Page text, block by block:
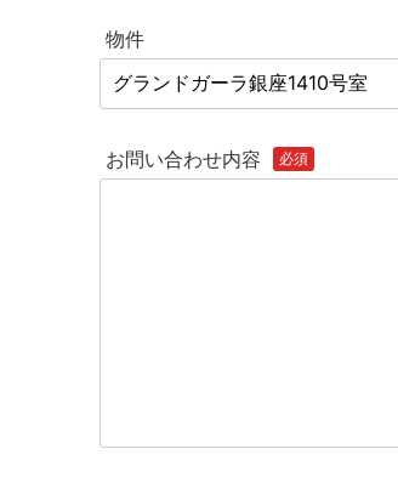
物件
お問い合わせ内容 必須